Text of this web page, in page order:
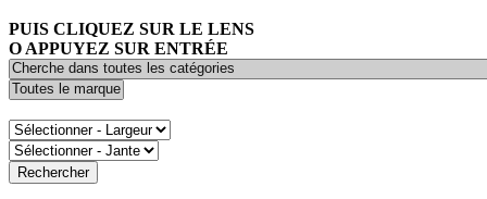
PUIS CLIQUEZ SUR LE LENS
O APPUYEZ SUR ENTRÉE